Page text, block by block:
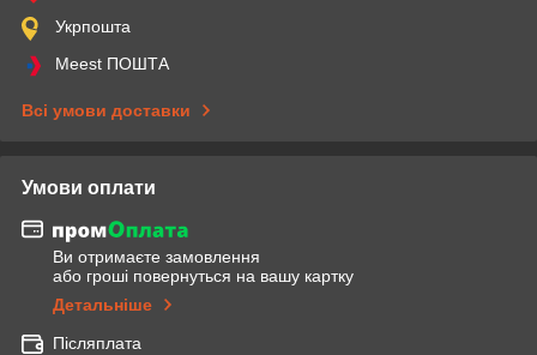
Укрпошта
Meest ПОШТА
Всі умови доставки
Умови оплати
Ви отримаєте замовлення
або гроші повернуться на вашу картку
Детальніше
Післяплата